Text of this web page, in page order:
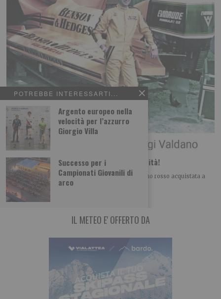
POTREBBE INTERESSARTI...
Argento europeo nella
velocità per l’azzurro
Giorgio Villa
Successo per i
Campionati Giovanili di
arco
l fuoribordo di Gigi Valdano. Obiettivo velocità!
La Fiat 500, tassativamente di colore blu con interno rosso acquistata a
rate alla fine degli
IL METEO E' OFFERTO DA